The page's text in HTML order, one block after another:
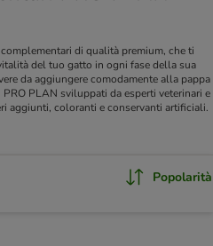
di qualità premium, che ti
del tuo gatto in ogni fase della sua
da aggiungere comodamente alla pappa
PLAN sviluppati da esperti veterinari e
aggiunti, coloranti e conservanti artificiali.
Popolarità